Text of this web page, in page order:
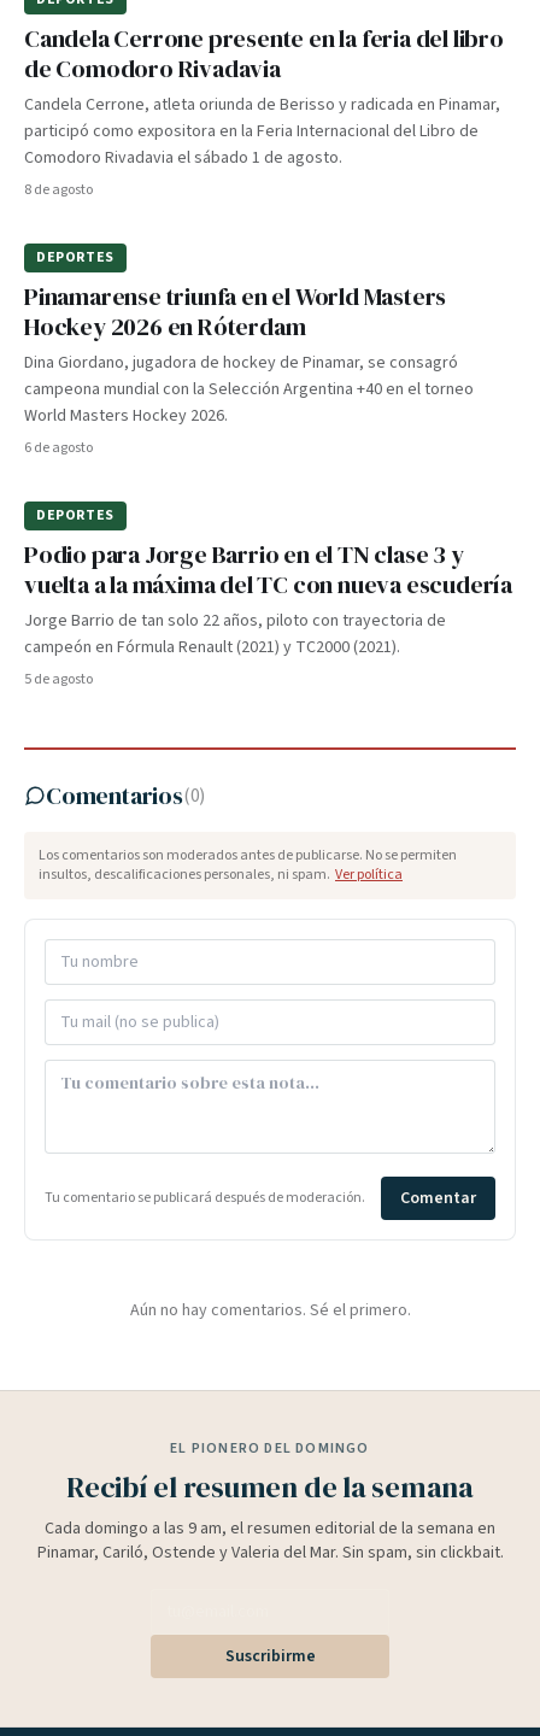
Candela Cerrone presente en la feria del libro
de Comodoro Rivadavia
Candela Cerrone, atleta oriunda de Berisso y radicada en Pinamar,
participó como expositora en la Feria Internacional del Libro de
Comodoro Rivadavia el sábado 1 de agosto.
8 de agosto
DEPORTES
Pinamarense triunfa en el World Masters
Hockey 2026 en Róterdam
Dina Giordano, jugadora de hockey de Pinamar, se consagró
campeona mundial con la Selección Argentina +40 en el torneo
World Masters Hockey 2026.
6 de agosto
DEPORTES
Podio para Jorge Barrio en el TN clase 3 y
vuelta a la máxima del TC con nueva escudería
Jorge Barrio de tan solo 22 años, piloto con trayectoria de
campeón en Fórmula Renault (2021) y TC2000 (2021).
5 de agosto
Comentarios(0)
Los comentarios son moderados antes de publicarse. No se permiten
insultos, descalificaciones personales, ni spam. Ver política
Tu comentario se publicará después de moderación. Comentar
Aún no hay comentarios. Sé el primero.
EL PIONERO DEL DOMINGO
Recibí el resumen de la semana
Cada domingo a las 9 am, el resumen editorial de la semana en
Pinamar, Cariló, Ostende y Valeria del Mar. Sin spam, sin clickbait.
Suscribirme